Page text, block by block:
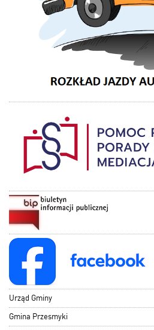
Urząd Gminy
Gmina Przesmyki